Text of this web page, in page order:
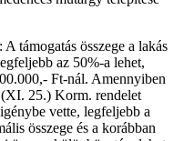
: A támogatás összege a lakás
az 50%-a lehet,
Ft-nál. Amennyiben
25.) Korm. rendelet
vette, legfeljebb a
összege és a korábban